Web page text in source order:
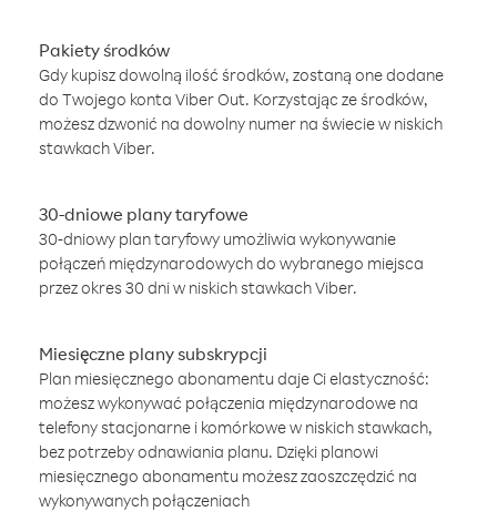
Pakiety środków
Gdy kupisz dowolną ilość środków, zostaną one dodane
do Twojego konta Viber Out. Korzystając ze środków,
możesz dzwonić na dowolny numer na świecie w niskich
stawkach Viber.
30-dniowe plany taryfowe
30-dniowy plan taryfowy umożliwia wykonywanie
połączeń międzynarodowych do wybranego miejsca
przez okres 30 dni w niskich stawkach Viber.
Miesięczne plany subskrypcji
Plan miesięcznego abonamentu daje Ci elastyczność:
możesz wykonywać połączenia międzynarodowe na
telefony stacjonarne i komórkowe w niskich stawkach,
bez potrzeby odnawiania planu. Dzięki planowi
miesięcznego abonamentu możesz zaoszczędzić na
wykonywanych połączeniach